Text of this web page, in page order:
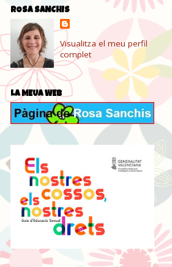
ROSA SANCHIS
Visualitza el meu perfil
complet
LA MEUA WEB